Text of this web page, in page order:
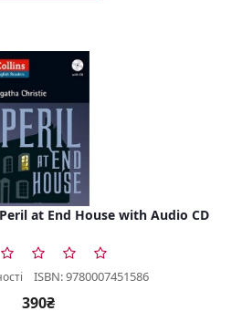
at End House with Audio CD
ISBN: 9780007451586
390₴